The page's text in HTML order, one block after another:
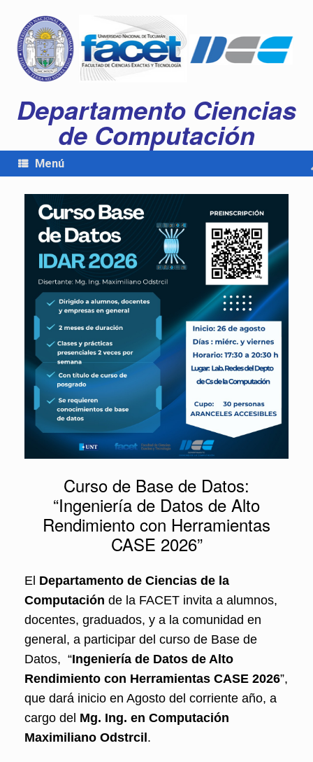
Departamento Ciencias
de Computación
Menú
Curso de Base de Datos:
“Ingeniería de Datos de Alto
Rendimiento con Herramientas
CASE 2026”
El Departamento de Ciencias de la
Computación de la FACET invita a alumnos,
docentes, graduados, y a la comunidad en
general, a participar del curso de Base de
Datos, “Ingeniería de Datos de Alto
Rendimiento con Herramientas CASE 2026”,
que dará inicio en Agosto del corriente año, a
cargo del Mg. Ing. en Computación
Maximiliano Odstrcil .